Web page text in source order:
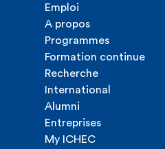
Emploi
A propos
Programmes
Formation continue
Recherche
International
Alumni
Entreprises
My ICHEC